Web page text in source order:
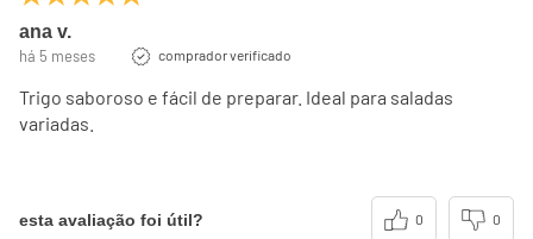
ana v.
há 5 meses comprador verificado
Trigo saboroso e fácil de preparar. Ideal para saladas
variadas.
esta avaliação foi útil? 0 0